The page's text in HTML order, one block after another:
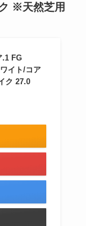
※天然芝用
.1 FG
イト/コア
ク 27.0